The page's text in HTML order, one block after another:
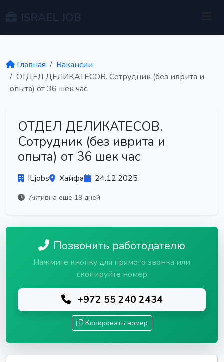
Главная
Вакансии
ОТДЕЛ ДЕЛИКАТЕСОВ. Сотрудник (без иврита и
опыта) от 36 шек час
ОТДЕЛ ДЕЛИКАТЕСОВ.
Сотрудник (без иврита и
опыта) от 36 шек час
ILjobs Хайфа 24.12.2025
Активна ещё 19 дней
Позвонить работодателю
Нажмите кнопку для прямого звонка или
скопируйте номер
+972 55 240 2434
Копировать номер